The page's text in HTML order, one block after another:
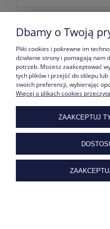
Dodano:
Ocena produktu:
Ocena sklepu:
Ocena dostawy:
Bardzo piękna biżuteria.
Dbamy o Twoją
Pliki cookies i pokrewne im
działanie strony i pomagają nam
potrzeb. Możesz zaakceptować
tych plików i przejść do sklepu
swoich preferencji, wybierając
Więcej o plikach cookies
ZAAKCEPTUJ